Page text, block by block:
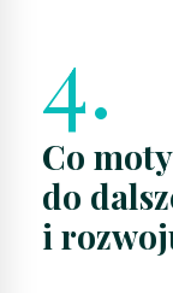
4.
Co
do
i